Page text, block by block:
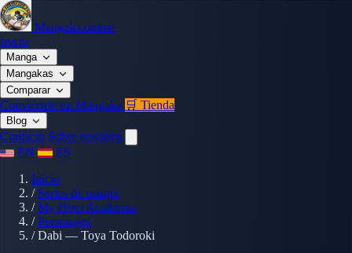
Mangaka.online
Inicio
Manga
Mangakas
Comparar
Conviértete en Mangaka 🛒 Tienda
Blog
Contacto Sobre nosotros
EN
ES
Inicio
/ Series de manga
/ My Hero Academia
/ Personajes
/ Dabi — Toya Todoroki